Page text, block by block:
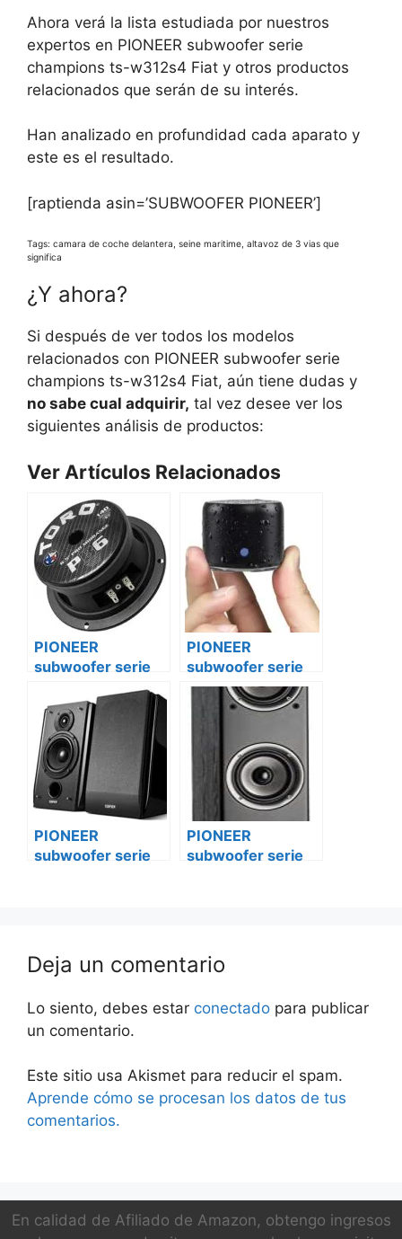
Ahora verá la lista estudiada por nuestros
expertos en PIONEER subwoofer serie
champions ts-w312s4 Fiat y otros productos
relacionados que serán de su interés.
Han analizado en profundidad cada aparato y
este es el resultado.
[raptienda asin=’SUBWOOFER PIONEER’]
Tags: camara de coche delantera, seine maritime, altavoz de 3 vias que
significa
¿Y ahora?
Si después de ver todos los modelos
relacionados con PIONEER subwoofer serie
champions ts-w312s4 Fiat, aún tiene dudas y
no sabe cual adquirir, tal vez desee ver los
siguientes análisis de productos:
Ver Artículos Relacionados
PIONEER
subwoofer serie
w312s4 Skoda
PIONEER
subwoofer serie
champions ts-
w312s4 Citroën
PIONEER
subwoofer serie
PIONEER
subwoofer serie
Deja un comentario
Lo siento, debes estar conectado para publicar
un comentario.
Este sitio usa Akismet para reducir el spam.
Aprende cómo se procesan los datos de tus
comentarios.
En calidad de Afiliado de Amazon, obtengo ingresos